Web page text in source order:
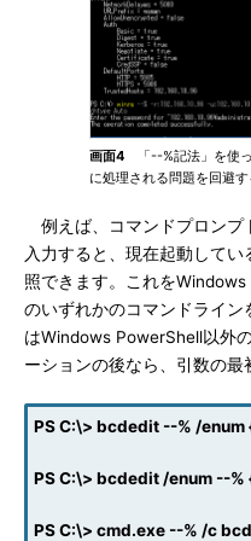
画面4 「--%記法」を使
に処理される問題を回避す
例えば、コマンドプロンプ
入力すると、現在起動して
照できます。これを
のいずれかのコマンドライン
はWindows PowerShell以外
ーションの後なら、引数の最
PS C:\> bcdedit --% /
PS C:\> bcdedit /enum --
PS C:\> cmd.exe --% /c